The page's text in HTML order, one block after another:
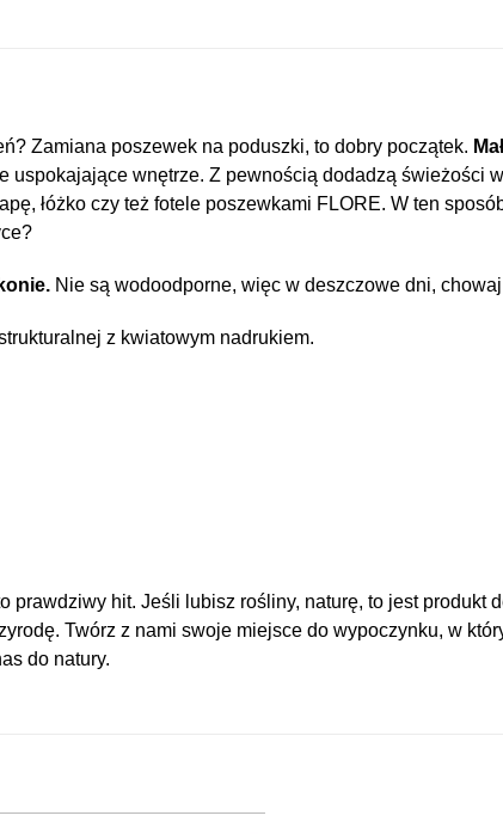
Zamiana poszewek na poduszki, to dobry początek.
uspokajające wnętrze. Z pewnością dodadzą świeżości
łóżko czy też fotele poszewkami FLORE. W ten
Nie są wodoodporne, więc w deszczowe dni,
z kwiatowym nadrukiem.
prawdziwy hit. Jeśli lubisz rośliny, naturę, to jest
Twórz z nami swoje miejsce do wypoczynku, w
do natury.